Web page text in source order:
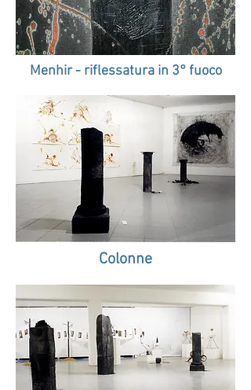
Menhir - riflessatura in 3° fuoco
Colonne